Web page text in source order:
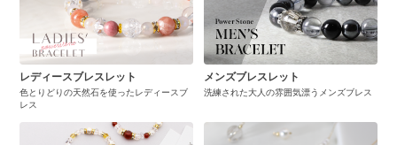
レディースブレスレット
色とりどりの天然石を使ったレディースブ
レス
メンズブレスレット
洗練された大人の雰囲気漂うメンズブレス